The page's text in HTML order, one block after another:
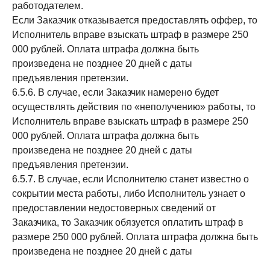
работодателем.
Если Заказчик отказывается предоставлять оффер, то
Исполнитель вправе взыскать штраф в размере 250
000 рублей. Оплата штрафа должна быть
произведена не позднее 20 дней с даты
предъявления претензии.
6.5.6. В случае, если Заказчик намерено будет
осуществлять действия по «неполучению» работы, то
Исполнитель вправе взыскать штраф в размере 250
000 рублей. Оплата штрафа должна быть
произведена не позднее 20 дней с даты
предъявления претензии.
6.5.7. В случае, если Исполнителю станет известно о
сокрытии места работы, либо Исполнитель узнает о
предоставлении недостоверных сведений от
Заказчика, то Заказчик обязуется оплатить штраф в
размере 250 000 рублей. Оплата штрафа должна быть
произведена не позднее 20 дней с даты